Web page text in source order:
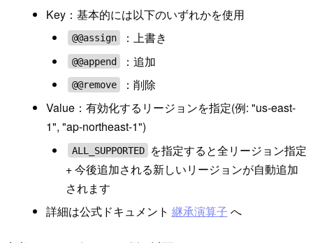
Key：基本的には以下のいずれかを使用
@@assign ：上書き
@@append ：追加
@@remove
：削除
Value：有効化するリージョンを指定(例: "us-east-
1", "ap-northeast-1")
ALL_SUPPORTED
を指定すると全リージョン指定
+ 今後追加される新しいリージョンが自動追加
されます
詳細は公式ドキュメント 継承演算子 へ